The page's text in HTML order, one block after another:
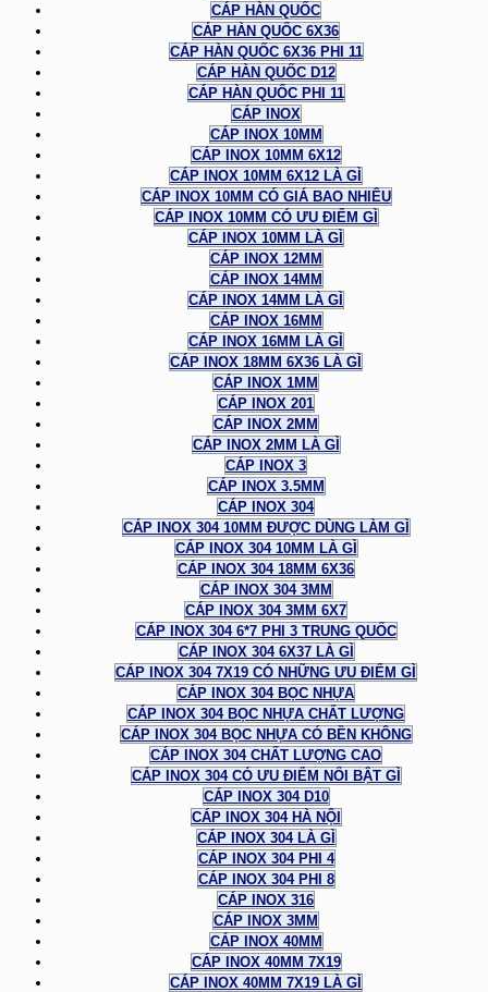
CÁP HÀN QUỐC
CÁP HÀN QUỐC 6X36
CÁP HÀN QUỐC 6X36 PHI 11
CÁP HÀN QUỐC D12
CÁP HÀN QUỐC PHI 11
CÁP INOX
CÁP INOX 10MM
CÁP INOX 10MM 6X12
CÁP INOX 10MM 6X12 LÀ GÌ
CÁP INOX 10MM CÓ GIÁ BAO NHIÊU
CÁP INOX 10MM CÓ ƯU ĐIỂM GÌ
CÁP INOX 10MM LÀ GÌ
CÁP INOX 12MM
CÁP INOX 14MM
CÁP INOX 14MM LÀ GÌ
CÁP INOX 16MM
CÁP INOX 16MM LÀ GÌ
CÁP INOX 18MM 6X36 LÀ GÌ
CÁP INOX 1MM
CÁP INOX 201
CÁP INOX 2MM
CÁP INOX 2MM LÀ GÌ
CÁP INOX 3
CÁP INOX 3.5MM
CÁP INOX 304
CÁP INOX 304 10MM ĐƯỢC DÙNG LÀM GÌ
CÁP INOX 304 10MM LÀ GÌ
CÁP INOX 304 18MM 6X36
CÁP INOX 304 3MM
CÁP INOX 304 3MM 6X7
CÁP INOX 304 6*7 PHI 3 TRUNG QUỐC
CÁP INOX 304 6X37 LÀ GÌ
CÁP INOX 304 7X19 CÓ NHỮNG ƯU ĐIỂM GÌ
CÁP INOX 304 BỌC NHỰA
CÁP INOX 304 BỌC NHỰA CHẤT LƯỢNG
CÁP INOX 304 BỌC NHỰA CÓ BỀN KHÔNG
CÁP INOX 304 CHẤT LƯỢNG CAO
CÁP INOX 304 CÓ ƯU ĐIỂM NỔI BẬT GÌ
CÁP INOX 304 D10
CÁP INOX 304 HÀ NỘI
CÁP INOX 304 LÀ GÌ
CÁP INOX 304 PHI 4
CÁP INOX 304 PHI 8
CÁP INOX 316
CÁP INOX 3MM
CÁP INOX 40MM
CÁP INOX 40MM 7X19
CÁP INOX 40MM 7X19 LÀ GÌ